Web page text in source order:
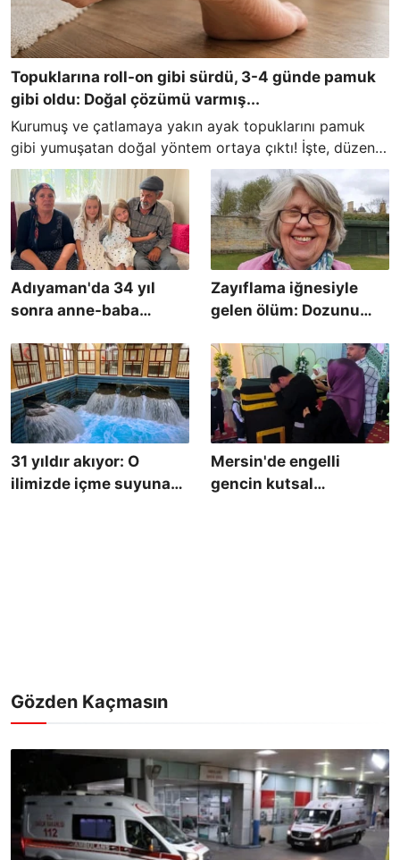
Adıyaman'da 34 yıl
sonra anne-baba
yaşadılar
Zayıflama iğnesiyle
gelen ölüm: Dozunu
kaybetti!
Topuklarına roll-on gibi sürdü, 3-4 günde pamuk
gibi oldu: Doğal çözümü varmış...
Kurumuş ve çatlamaya yakın ayak topuklarını pamuk
gibi yumuşatan doğal yöntem ortaya çıktı! İşte, düzenli
sürmeniz gereken o malzeme...
31 yıldır akıyor: O
ilimizde içme suyuna
Mersin'de engelli
gencin kutsal
Gözden Kaçmasın